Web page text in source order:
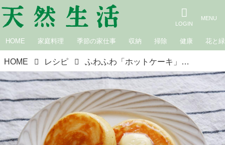
HOME 家庭料理 季節の家仕事 収納 掃除 健康 花と緑
HOME レシピ ふわふわ「ホットケーキ」のつくり方。元パティシエに教わる“ふっくら焼くコツ”とおいしく冷凍保存する知恵／おやつ家・くぼりなさん